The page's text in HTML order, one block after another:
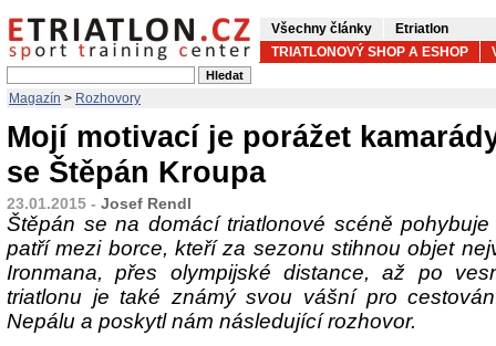
Všechny články
Etriatlon
TRIATLONOVÝ SHOP A ESHOP
Magazín > Rozhovory
Mojí motivací je porážet
se Štěpán Kroupa
23.01.2015 - Josef Rendl
Štěpán se na domácí triatlonové scéně
patří mezi borce, kteří za sezonu stihnou objet
Ironmana, přes olympijské distance, až po
triatlonu je také známý svou vášní pro
Nepálu a poskytl nám následující rozhovor.